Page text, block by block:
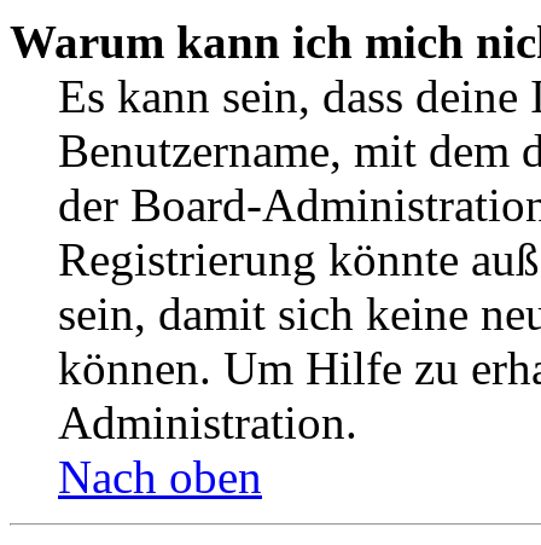
Warum kann ich mich
Es kann sein, dass
Benutzername, mit dem
der Board-
Registrierung könnte
sein, damit sich keine
können. Um Hilfe zu
Administration.
Nach oben